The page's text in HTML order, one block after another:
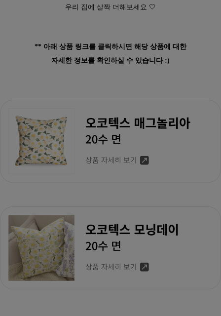
우리 집에 살짝 더해보세요 🤍
** 아래 상품 링크를 클릭하시면 해당 상품에 대한
자세한 정보를 확인하실 수 있습니다 :)